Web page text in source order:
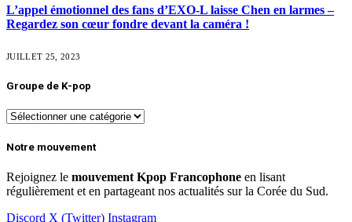
L’appel émotionnel des fans d’EXO-L laisse Chen en larmes –
Regardez son cœur fondre devant la caméra !
JUILLET 25, 2023
Groupe de K-pop
Groupe
K-
Notre mouvement
Rejoignez le mouvement Kpop Francophone en lisant
régulièrement et en partageant nos actualités sur la Corée du Sud.
Discord X (Twitter) Instagram